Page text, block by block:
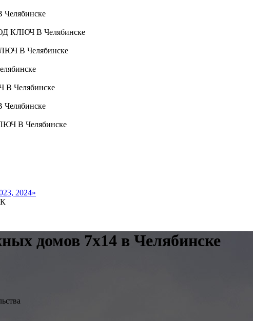
КЛЮЧ В Челябинске
В Челябинске
Челябинске
В Челябинске
2024»
домов 7x14 в Челябинске